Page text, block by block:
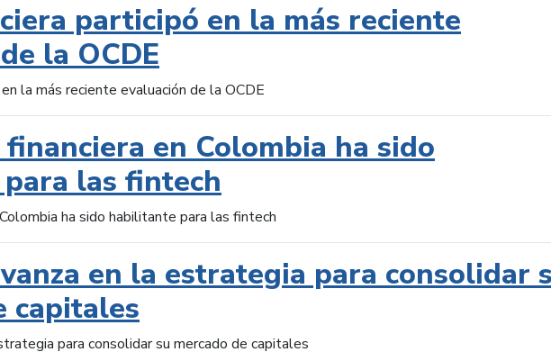
participó en la más reciente
la OCDE
la más reciente evaluación de la OCDE
en Colombia ha sido
las fintech
ha sido habilitante para las fintech
en la estrategia para consolidar
capitales
para consolidar su mercado de capitales